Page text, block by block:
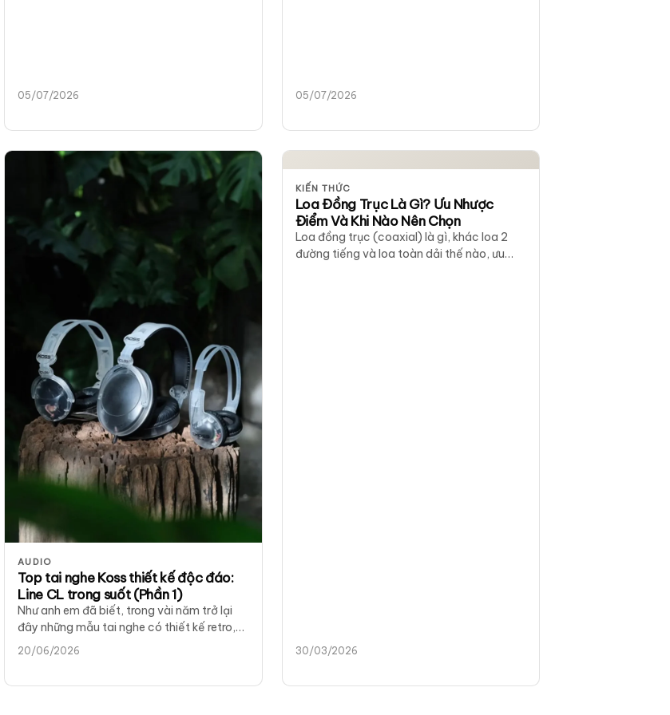
05/07/2026 05/07/2026
AUDIO
Top tai nghe Koss thiết kế độc đáo:
Line CL trong suốt (Phần 1)
Như anh em đã biết, trong vài năm trở lại
đây những mẫu tai nghe có thiết kế retro,
độc đáo đang…
20/06/2026
KIẾN THỨC
Loa Đồng Trục Là Gì? Ưu Nhược
Điểm Và Khi Nào Nên Chọn
Loa đồng trục (coaxial) là gì, khác loa 2
đường tiếng và loa toàn dải thế nào, ưu
30/03/2026